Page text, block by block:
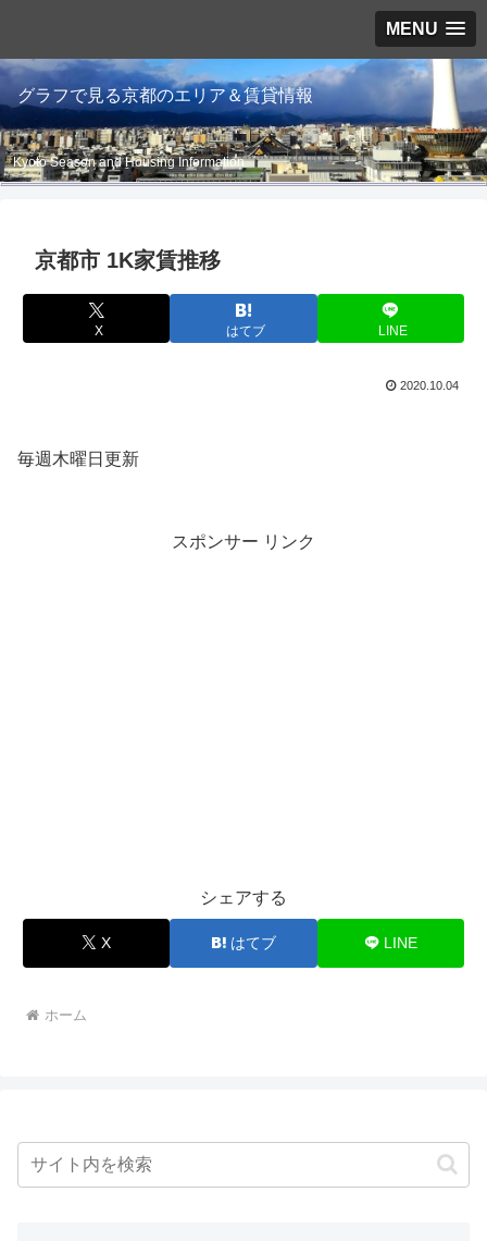
MENU
グラフで見る京都のエリア＆賃貸情報
Kyoto Season and Housing Information
京都市 1K家賃推移
X はてブ LINE
2020.10.04
毎週木曜日更新
スポンサー リンク
シェアする
X はてブ LINE
ホーム